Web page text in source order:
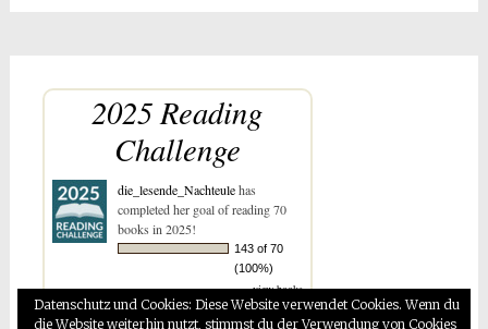
2025 Reading
Challenge
die_lesende_Nachteulehas
completed her goal of reading 70
books in 2025!
143 of 70
(100%)
view books
Datenschutz und Cookies: Diese Website verwendet Cookies. Wenn du
die Website weiterhin nutzt, stimmst du der Verwendung von Cookies